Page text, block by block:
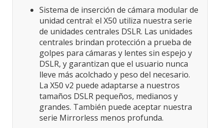
Sistema de inserción de cámara modular de
unidad central: el X50 utiliza nuestra serie
de unidades centrales DSLR. Las unidades
centrales brindan protección a prueba de
golpes para cámaras y lentes sin espejo y
DSLR, y garantizan que el usuario nunca
lleve más acolchado y peso del necesario.
La X50 v2 puede adaptarse a nuestros
tamaños DSLR pequeños, medianos y
grandes. También puede aceptar nuestra
serie Mirrorless menos profunda.